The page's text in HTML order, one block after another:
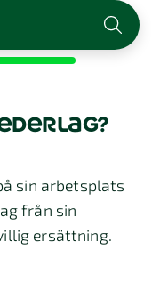
sin arbetsplats
från sin
ersättning.